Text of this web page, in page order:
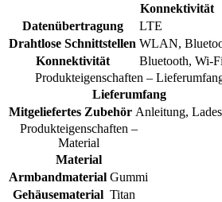
Konnektivität
Datenübertragung
LTE
Drahtlose Schnittstellen WLAN,
Konnektivität
Bluetooth, Wi-
Produkteigenschaften –
Lieferumfang
Mitgeliefertes Zubehör Anleitung,
Produkteigenschaften –
Material
Material
Armbandmaterial Gummi
Gehäusematerial Titan